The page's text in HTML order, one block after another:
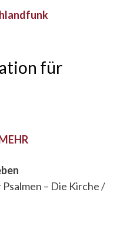
für
– Die Kirche /